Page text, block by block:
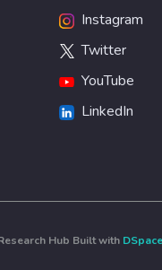
Instagram
Twitter
YouTube
LinkedIn
Hub Built with DSpace